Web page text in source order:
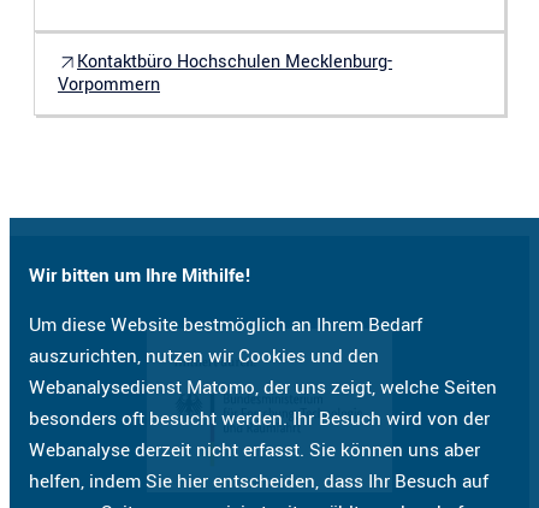
Wir bitten um Ihre Mithilfe!
Um diese Website bestmöglich an Ihrem Bedarf
auszurichten, nutzen wir Cookies und den
Webanalysedienst Matomo, der uns zeigt, welche Seiten
besonders oft besucht werden. Ihr Besuch wird von der
Webanalyse derzeit nicht erfasst. Sie können uns aber
helfen, indem Sie hier entscheiden, dass Ihr Besuch auf
Kontaktbüro Hochschulen Mecklenburg-
Vorpommern